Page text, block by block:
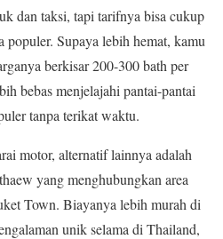
dan taksi, tapi tarifnya bisa cukup
populer. Supaya lebih hemat, kamu
berkisar 200-300 bath per
bebas menjelajahi pantai-pantai
tanpa terikat waktu.
motor, alternatif lainnya adalah
yang menghubungkan area
Town. Biayanya lebih murah di
unik selama di Thailand,